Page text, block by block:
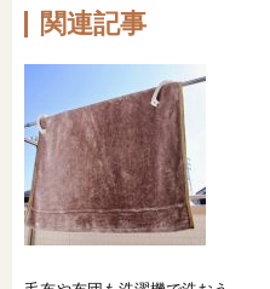
関連記事